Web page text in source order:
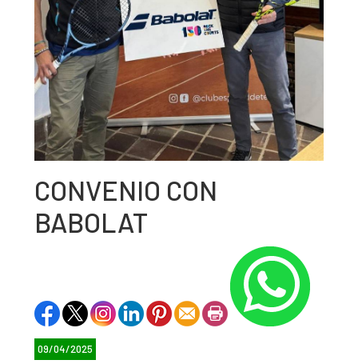
CONVENIO CON
BABOLAT
09/04/2025